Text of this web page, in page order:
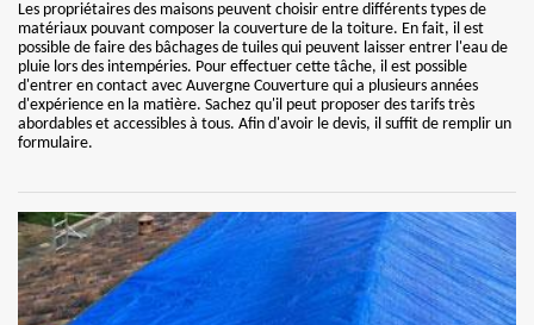
Les propriétaires des maisons peuvent choisir entre différents types de
matériaux pouvant composer la couverture de la toiture. En fait, il est
possible de faire des bâchages de tuiles qui peuvent laisser entrer l'eau de
pluie lors des intempéries. Pour effectuer cette tâche, il est possible
d'entrer en contact avec Auvergne Couverture qui a plusieurs années
d'expérience en la matière. Sachez qu'il peut proposer des tarifs très
abordables et accessibles à tous. Afin d'avoir le devis, il suffit de remplir un
formulaire.